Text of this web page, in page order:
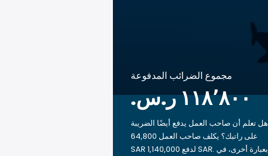
مجموع الضرائب المدفوعة
هل تعلم أن صاحب العمل يدفع أيضًا الضريبة
على راتبك؟ يكلف صاحب العمل 64,800
SAR لدفع 1,140,000 SAR. بعبارة أخرى، في